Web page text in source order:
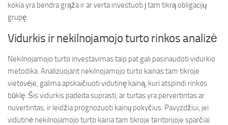
kokia yra bendra grąža ir ar verta investuoti į tam tikrą obligacijų
grupę.
Vidurkis ir nekilnojamojo turto rinkos analizė
Nekilnojamojo turto investavimas taip pat gali pasinaudoti vidurkio
metodika. Analizuojant nekilnojamojo turto kainas tam tikroje
vietovėje, galima apskaičiuoti vidutinę kainą, kuri atspindi rinkos
būklę. Šis vidurkis padeda suprasti, ar turtas yra pervertintas ar
nuvertintas, ir leidžia prognozuoti kainų pokyčius. Pavyzdžiui, jei
vidutinė nekilnojamojo turto kaina tam tikroje teritorijoje sparčiai